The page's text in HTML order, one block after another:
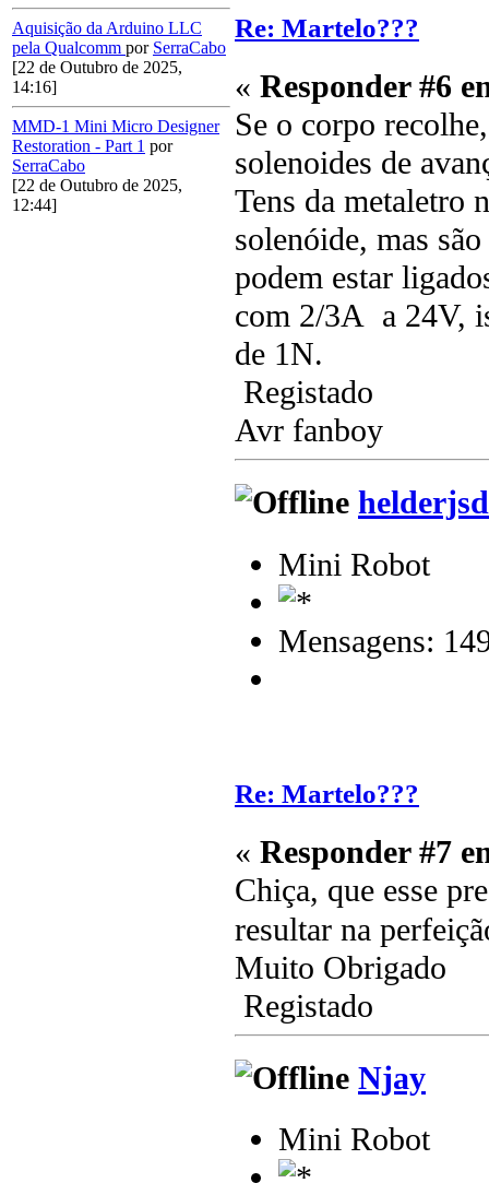
Aquisição da Arduino LLC
pela Qualcomm por SerraCabo
[22 de Outubro de 2025,
14:16]
MMD-1 Mini Micro Designer
Restoration - Part 1 por
SerraCabo
[22 de Outubro de 2025,
12:44]
Re: Martelo???
« Responder #6
Se o corpo
solenoides de
Tens da metaletro
solenóide, mas
podem estar
com 2/3A a 24V,
de 1N.
Registado
Avr fanboy
helderjsd
Mini Robot
Mensagens:
Re: Martelo???
« Responder #7
Chiça, que esse
resultar na
Muito Obrigado
Registado
Njay
Mini Robot